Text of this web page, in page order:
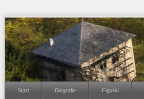
Start Biografie Figurki